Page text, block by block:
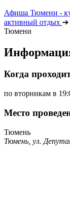
Афиша Тюмени -
активный отдых ➔
Тюмени
Когда
по вторникам в
Место
Тюмень
Тюмень, ул.